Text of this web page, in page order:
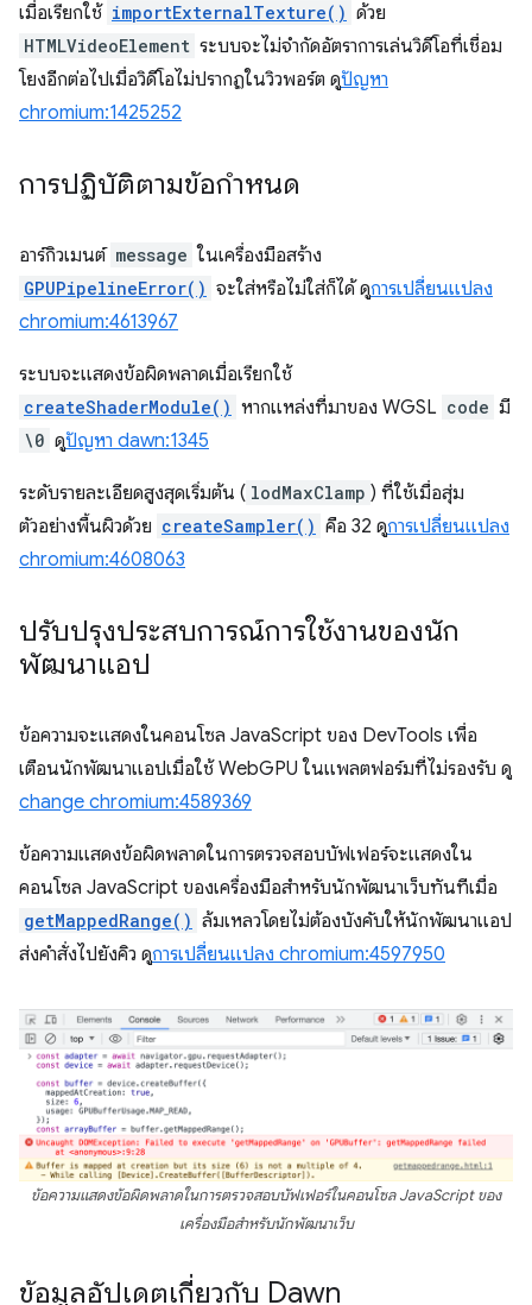
เมื่อเรียกใช้ importExternalTexture() ด้วย
HTMLVideoElement ระบบจะไม่จำกัดอัตราการเล่นวิดีโอที่เชื่อม
โยงอีกต่อไปเมื่อวิดีโอไม่ปรากฏในวิวพอร์ต ดูปัญหา
chromium:1425252
การปฏิบัติตามข้อกำหนด
อาร์กิวเมนต์ message ในเครื่องมือสร้าง
GPUPipelineError() จะใส่หรือไม่ใส่ก็ได้ ดูการเปลี่ยนแปลง
chromium:4613967
ระบบจะแสดงข้อผิดพลาดเมื่อเรียกใช้
createShaderModule() หากแหล่งที่มาของ WGSL code มี
\0 ดูปัญหา dawn:1345
ระดับรายละเอียดสูงสุดเริ่มต้น ( lodMaxClamp ) ที่ใช้เมื่อสุ่ม
ตัวอย่างพื้นผิวด้วย createSampler() คือ 32 ดูการเปลี่ยนแปลง
chromium:4608063
ปรับปรุงประสบการณ์การใช้งานของนัก
พัฒนาแอป
ข้อความจะแสดงในคอนโซล JavaScript ของ DevTools เพื่อ
เตือนนักพัฒนาแอปเมื่อใช้ WebGPU ในแพลตฟอร์มที่ไม่รองรับ ดู
change chromium:4589369
ข้อความแสดงข้อผิดพลาดในการตรวจสอบบัฟเฟอร์จะแสดงใน
คอนโซล JavaScript ของเครื่องมือสำหรับนักพัฒนาเว็บทันทีเมื่อ
getMappedRange() ล้มเหลวโดยไม่ต้องบังคับให้นักพัฒนาแอป
ส่งคำสั่งไปยังคิว ดูการเปลี่ยนแปลง chromium:4597950
ข้อความแสดงข้อผิดพลาดในการตรวจสอบบัฟเฟอร์ในคอนโซล JavaScript ของ
เครื่องมือสำหรับนักพัฒนาเว็บ
ข้อมูลอัปเดตเกี่ยวกับ Dawn